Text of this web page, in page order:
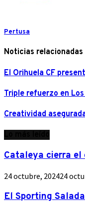
Pertusa
Noticias relacionadas
El Orihuela CF
Triple refuerzo en
Creatividad
Cataleya cierra
24 octubre, 202424
El Sporting